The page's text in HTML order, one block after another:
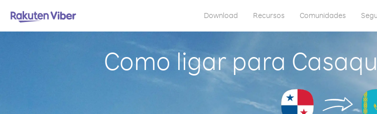
Download Recursos Comunidades
Como ligar para